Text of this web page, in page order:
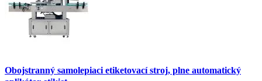
Obojstranný samolepiaci etiketovací stroj, plne automatický